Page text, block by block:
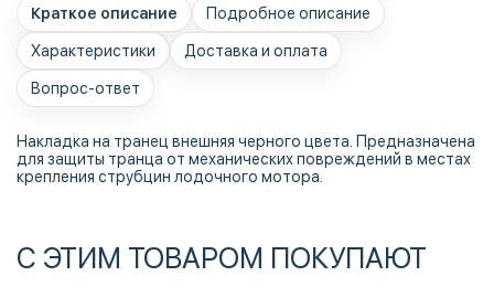
Краткое описание Подробное описание
Характеристики Доставка и оплата
Вопрос-ответ
Накладка на транец внешняя черного цвета. Предназначена
для защиты транца от механических повреждений в местах
крепления струбцин лодочного мотора.
С ЭТИМ ТОВАРОМ ПОКУПАЮТ